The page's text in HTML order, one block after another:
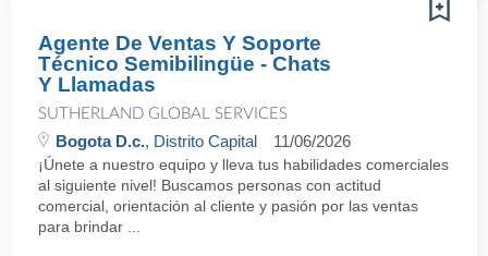
Agente De Ventas Y Soporte
Técnico Semibilingüe - Chats
Y Llamadas
SUTHERLAND GLOBAL SERVICES
Bogota D.c., Distrito Capital 11/06/2026
¡Únete a nuestro equipo y lleva tus habilidades comerciales
al siguiente nivel! Buscamos personas con actitud
comercial, orientación al cliente y pasión por las ventas
para brindar ...